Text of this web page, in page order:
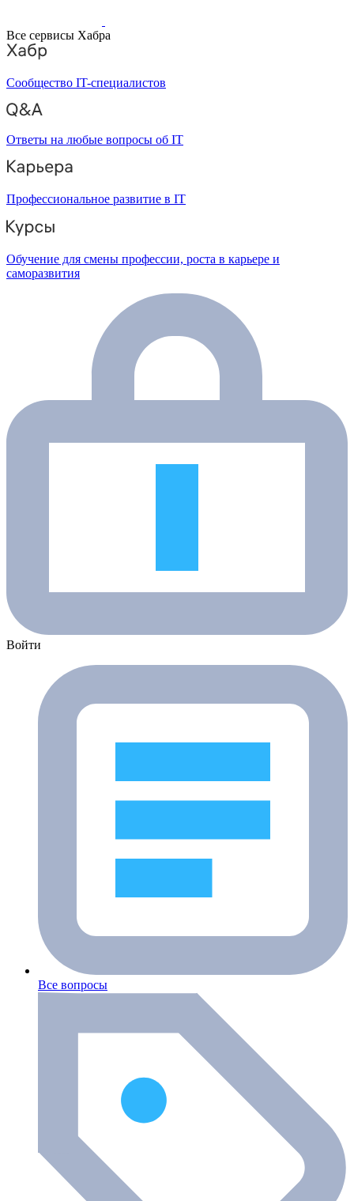
Все сервисы Хабра
Сообщество IT-специалистов
Ответы на любые вопросы об IT
Профессиональное развитие в IT
Обучение для смены профессии, роста в карьере и
саморазвития
Войти
Все вопросы